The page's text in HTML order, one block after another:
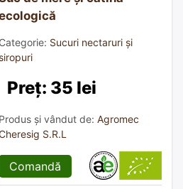
Categorie: Sucuri nectaruri și
siropuri
Preț: 35 lei
Produs și vândut de: Agromec
S.R.L
Comandă